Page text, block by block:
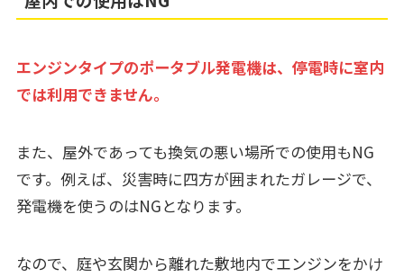
エンジンタイプのポータブル発電機は、停電時に室内
では利用できません。
また、屋外であっても換気の悪い場所での使用もNG
です。例えば、災害時に四方が囲まれたガレージで、
発電機を使うのはNGとなります。
なので、庭や玄関から離れた敷地内でエンジンをかけ